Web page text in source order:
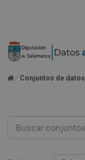
Conjuntos de datos